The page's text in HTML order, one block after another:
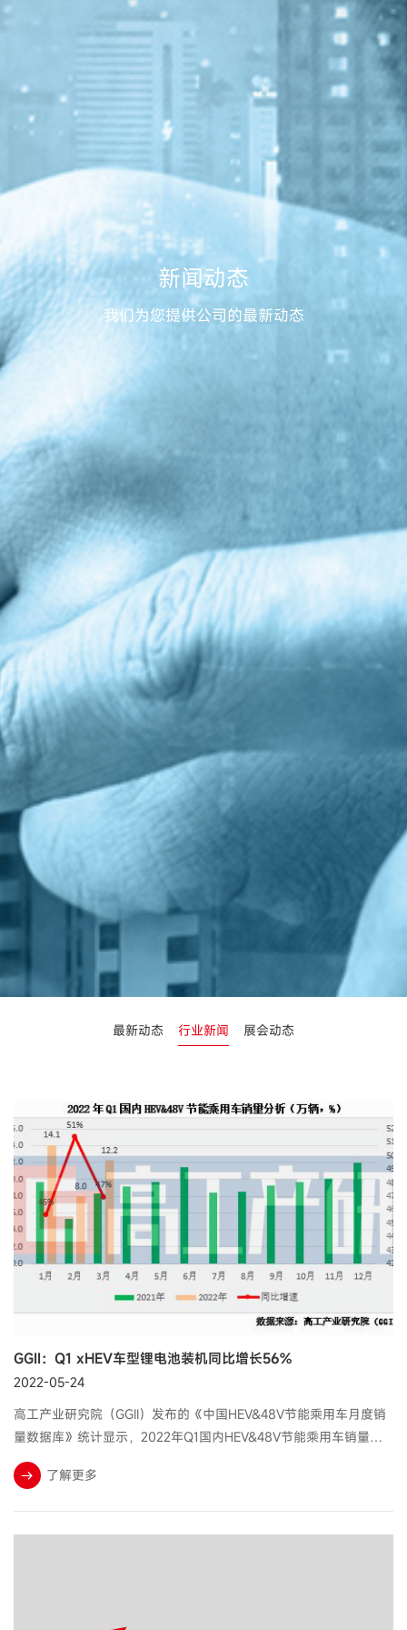
新闻动态
我们为您提供公司的最新动态
最新动态 行业新闻 展会动态
GGII：Q1 xHEV车型锂电池装机同比增长56%
2022-05-24
高工产业研究院（GGII）发布的《中国HEV&48V节能乘用车月度销
量数据库》统计显示，2022年Q1国内HEV&48V节能乘用车销量合
计约为34.3万辆，同比增长47%，相应配套的电池装机量约为
0.34GWh，同比增长56%。
了解更多